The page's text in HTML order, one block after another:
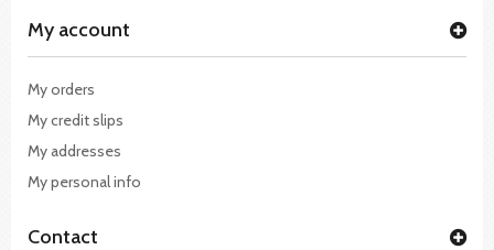
My account
My orders
My credit slips
My addresses
My personal info
Contact